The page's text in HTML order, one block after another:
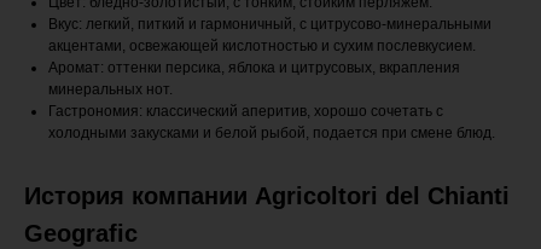
Вкус: легкий, питкий и гармоничный, с цитрусово-минеральными
акцентами, освежающей кислотностью и сухим послевкусием.
Аромат: оттенки персика, яблока и цитрусовых, вкрапления
минеральных нот.
Гастрономия: классический аперитив, хорошо сочетать с
холодными закусками и белой рыбой, подается при смене блюд.
История компании Agricoltori del Chianti
Geografic